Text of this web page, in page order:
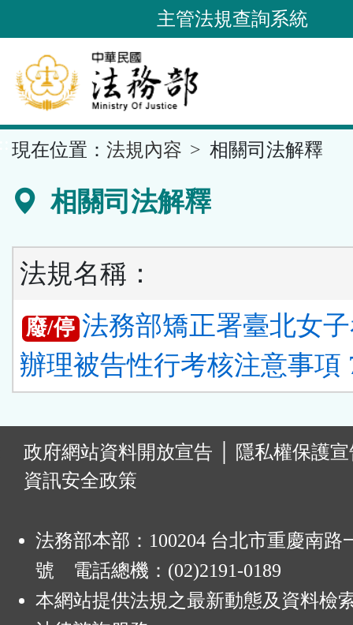
到
要
內
容
區
主管法規查詢系統
現在位置： 法規內容 相關司法解釋
相關司法解釋
法規名稱：
廢/停 法務部矯正署臺北女
辦理被告性行考核注意事項
政府網站資料開放宣告
隱私權保護
資訊安全政策
法務部本部：100204 台北市重慶南路
號 電話總機：(02)2191-0189
本網站提供法規之最新動態及資料檢